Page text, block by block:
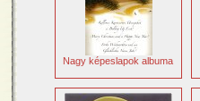
Nagy képeslapok albuma